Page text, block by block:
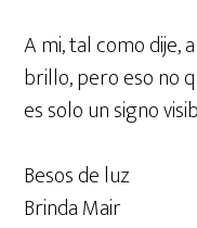
A mi, tal como dije,
brillo, pero eso no
es solo un signo
Besos de luz
Brinda Mair